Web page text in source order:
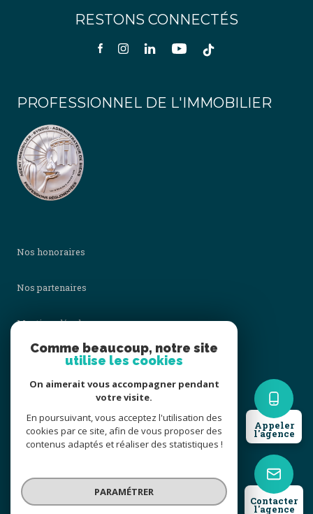
Appeler
l'agence
Contacter
l'agence
RESTONS CONNECTÉS
PROFESSIONNEL DE L'IMMOBILIER
Nos honoraires
Nos partenaires
Mentions légales
Cookies
© 2026 | Tous droits réservés
Comme beaucoup, notre site
utilise les cookies
On aimerait vous accompagner pendant
votre visite.
En poursuivant, vous acceptez l'utilisation des
cookies par ce site, afin de vous proposer des
contenus adaptés et réaliser des statistiques !
PARAMÉTRER